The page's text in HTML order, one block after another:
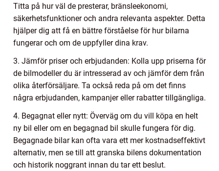
Titta på hur väl de presterar, bränsleekonomi,
säkerhetsfunktioner och andra relevanta aspekter. Detta
hjälper dig att få en bättre förståelse för hur bilarna
fungerar och om de uppfyller dina krav.
3. Jämför priser och erbjudanden: Kolla upp priserna för
de bilmodeller du är intresserad av och jämför dem från
olika återförsäljare. Ta också reda på om det finns
några erbjudanden, kampanjer eller rabatter tillgängliga.
4. Begagnat eller nytt: Överväg om du vill köpa en helt
ny bil eller om en begagnad bil skulle fungera för dig.
Begagnade bilar kan ofta vara ett mer kostnadseffektivt
alternativ, men se till att granska bilens dokumentation
och historik noggrant innan du tar ett beslut.